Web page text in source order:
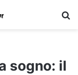
sogno: il